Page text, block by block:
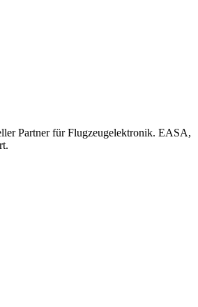
Partner für Flugzeugelektronik. EASA,